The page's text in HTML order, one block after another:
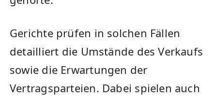
Gerichte prüfen in solchen Fällen
detailliert die Umstände des Verkaufs
sowie die Erwartungen der
Vertragsparteien. Dabei spielen auch